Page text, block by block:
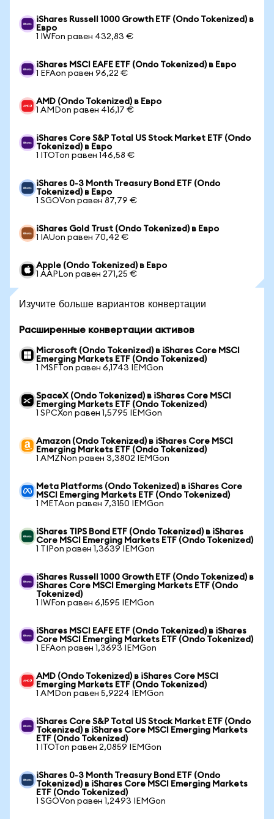
iShares Russell 1000 Growth ETF (Ondo Tokenized) в
Евро
1 IWFon равен 432,83 €
iShares MSCI EAFE ETF (Ondo Tokenized) в Евро
1 EFAon равен 96,22 €
AMD (Ondo Tokenized) в Евро
1 AMDon равен 416,17 €
iShares Core S&P Total US Stock Market ETF (Ondo
Tokenized) в Евро
1 ITOTon равен 146,58 €
iShares 0-3 Month Treasury Bond ETF (Ondo
Tokenized) в Евро
1 SGOVon равен 87,79 €
iShares Gold Trust (Ondo Tokenized) в Евро
1 IAUon равен 70,42 €
Apple (Ondo Tokenized) в Евро
1 AAPLon равен 271,25 €
Изучите больше вариантов конвертации
Расширенные конвертации активов
Microsoft (Ondo Tokenized) в iShares Core MSCI
Emerging Markets ETF (Ondo Tokenized)
1 MSFTon равен 6,1743 IEMGon
SpaceX (Ondo Tokenized) в iShares Core MSCI
Emerging Markets ETF (Ondo Tokenized)
1 SPCXon равен 1,5795 IEMGon
Amazon (Ondo Tokenized) в iShares Core MSCI
Emerging Markets ETF (Ondo Tokenized)
1 AMZNon равен 3,3802 IEMGon
Meta Platforms (Ondo Tokenized) в iShares Core
MSCI Emerging Markets ETF (Ondo Tokenized)
1 METAon равен 7,3150 IEMGon
iShares TIPS Bond ETF (Ondo Tokenized) в iShares
Core MSCI Emerging Markets ETF (Ondo Tokenized)
1 TIPon равен 1,3639 IEMGon
iShares Russell 1000 Growth ETF (Ondo Tokenized) в
iShares Core MSCI Emerging Markets ETF (Ondo
Tokenized)
1 IWFon равен 6,1595 IEMGon
iShares MSCI EAFE ETF (Ondo Tokenized) в iShares
Core MSCI Emerging Markets ETF (Ondo Tokenized)
1 EFAon равен 1,3693 IEMGon
AMD (Ondo Tokenized) в iShares Core MSCI
Emerging Markets ETF (Ondo Tokenized)
1 AMDon равен 5,9224 IEMGon
iShares Core S&P Total US Stock Market ETF (Ondo
Tokenized) в iShares Core MSCI Emerging Markets
ETF (Ondo Tokenized)
1 ITOTon равен 2,0859 IEMGon
iShares 0-3 Month Treasury Bond ETF (Ondo
Tokenized) в iShares Core MSCI Emerging Markets
ETF (Ondo Tokenized)
1 SGOVon равен 1,2493 IEMGon